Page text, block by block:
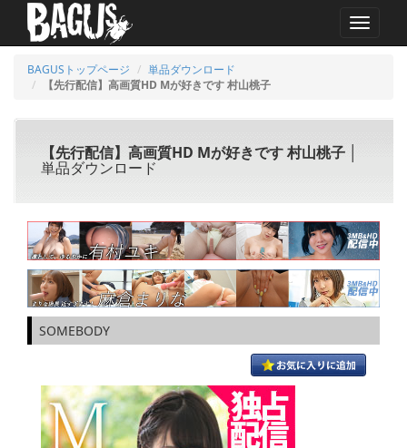
MENU
BAGUSトップページ
単品ダウンロード
【先行配信】高画質HD Mが好きです 村山桃子
【先行配信】高画質HD Mが好きです 村山桃子
単品ダウンロード
SOMEBODY